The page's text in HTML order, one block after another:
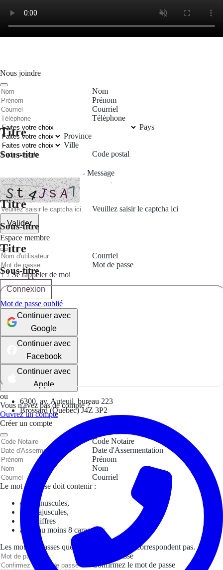
Titre
Sous-titre
Titre
Sous-titre
Titre
Sous-titre
6300, av. Auteuil, bureau 223
Brossard (Québec) J4Z 3P2
Nous joindre
Nom
Prénom
Courriel
Téléphone
Pays
Province
Ville
Code postal
Message
Veuillez saisir le captcha ici
Valider
Espace membre
Courriel
Mot de passe
Se rappeler de moi
Connexion
Mot de passe oublié
Continuer avec
Google
Continuer avec
Facebook
Continuer avec
Apple
ou
Vous n'avez pas de compte ?
Ouvrez un compte
Créer un compte
Code Notaire
Date d'Assermentation
Prénom
Nom
Courriel
Le mot de passe doit contenir :
des minuscules,
des majuscules,
des chiffres
avoir au moins 8 caractères
Les mots de passes que vous avez saisis ne correspondent pas.
Mot de passe
Confirmez le mot de passe